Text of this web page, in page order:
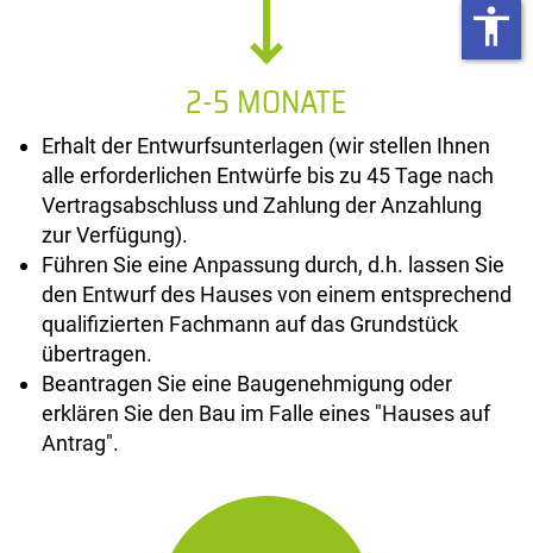
2-5 MONATE
Erhalt der Entwurfsunterlagen (wir stellen Ihnen
alle erforderlichen Entwürfe bis zu 45 Tage nach
Vertragsabschluss und Zahlung der Anzahlung
zur Verfügung).
Führen Sie eine Anpassung durch, d.h. lassen Sie
den Entwurf des Hauses von einem entsprechend
qualifizierten Fachmann auf das Grundstück
übertragen.
Beantragen Sie eine Baugenehmigung oder
erklären Sie den Bau im Falle eines "Hauses auf
Antrag".
accessibility